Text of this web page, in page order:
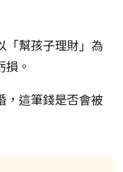
「幫孩子理財」為
。
，這筆錢是否會被